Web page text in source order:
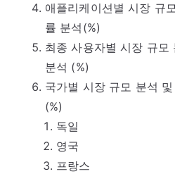
애플리케이션별 시장 규
률 분석(%)
최종 사용자별 시장 규모
분석 (%)
국가별 시장 규모 분석
(%)
독일
영국
프랑스